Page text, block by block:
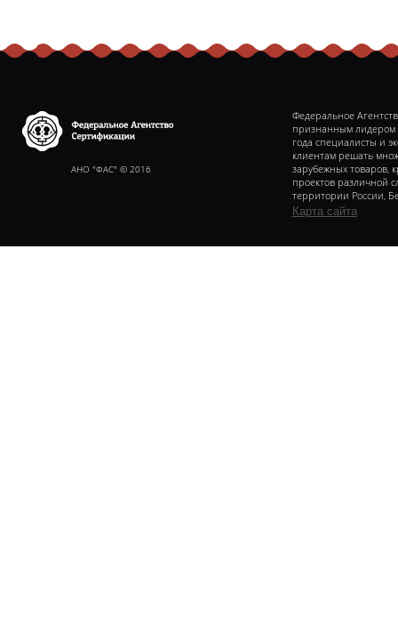
сертификаииАНО "ФАС" © 2016
Федеральное
признанным лидером
года специалисты и
клиентам решать
зарубежных товаров,
проектов различной
территории России,
Карта сайта